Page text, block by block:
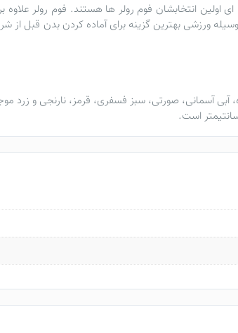
اولین انتخابشان فوم رولر ها هستند. فوم رولر
ورزشی بهترین گزینه برای آماده کردن بدن قبل از
آسمانی، صورتی، سبز فسفری، قرمز، نارنجی و زرد